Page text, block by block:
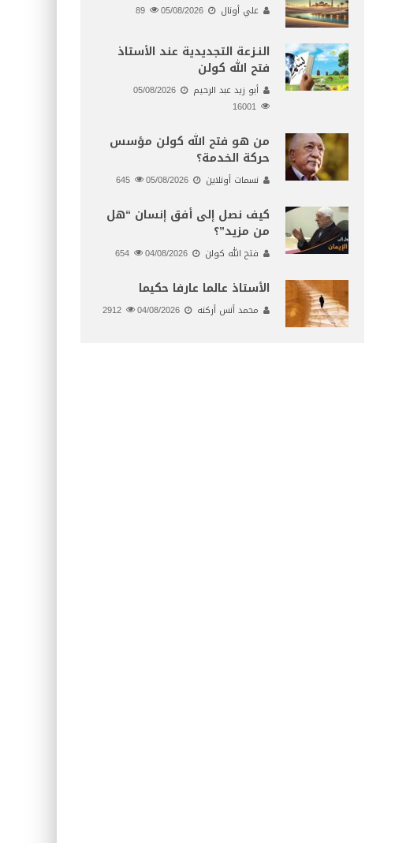
علي أونال 05/08/2026
النـزعة التجديدية عند الأستاذ
فتح الله كولن
أبو زيد عبد الرحيم
05/08/2026
من هو فتح الله كولن مؤسس
حركة الخدمة؟
نسمات أونلاين 05/08/2026
كيف نصل إلى أفق إنسان “هل
من مزيد”؟
فتح الله كولن 04/08/2026
الأستاذ عالما عارفا حكيما
محمد أنس أركنه 04/08/2026